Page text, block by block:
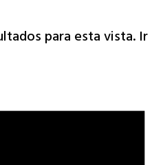
para esta vista. Ir